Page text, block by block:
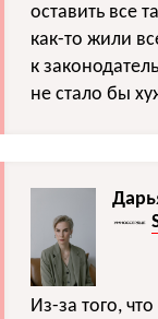
оставить все
как-то жили
к
не стало бы
Из-за того,